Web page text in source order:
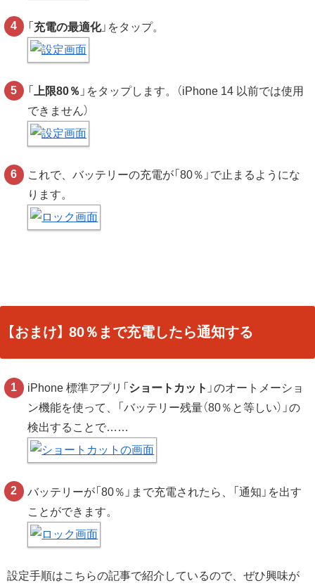
「 充電の最適化」をタップ。
「 上限80％ 」をタップします。（iPhone 14 以前では使用
できません）
これで、バッテリーの充電が「80％」で止まるようにな
ります。
【おまけ】 80％まで充電したら通知する
iPhone 標準アプリ「 ショートカット 」のオートメーショ
ン機能を使って、「バッテリー残量（80％と等しい）」の
検出することで……
バッテリーが「80％」まで充電されたら、「通知」を出す
ことができます。
設定手順はこちらの記事で紹介しているので、ぜひ興味が